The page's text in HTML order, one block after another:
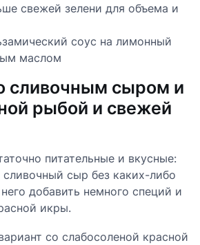
свежей зелени для объема и
соус на лимонный
маслом
сливочным сыром и
рыбой и свежей
питательные и вкусные:
сыр без каких-либо
добавить немного специй и
икры.
со слабосоленой красной